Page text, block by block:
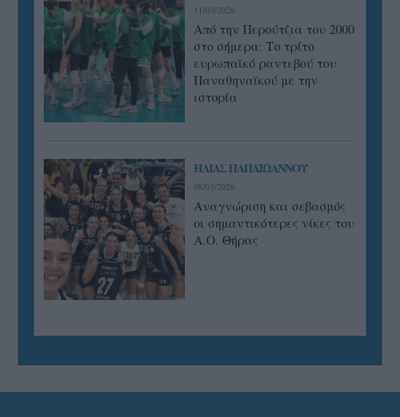
11/03/2026
Από την Περούτζια του 2000
στο σήμερα: Tο τρίτο
ευρωπαϊκό ραντεβού του
Παναθηναϊκού με την
ιστορία
ΗΛΙΑΣ ΠΑΠΑΪΩΑΝΝΟΥ
08/03/2026
Αναγνώριση και σεβασμός
οι σημαντικότερες νίκες του
Α.Ο. Θήρας